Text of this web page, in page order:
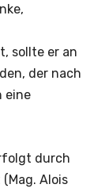
sollte er an
der nach
eine
durch
Alois